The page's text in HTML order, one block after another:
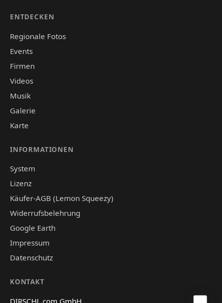
ENTDECKEN
Regionale Fotos
Events
Firmen
Videos
Musik
Galerie
Karte
INFORMATIONEN
System
Lizenz
Käufer-AGB (Lemon Squeezy)
Widerrufsbelehrung
Google Earth
Impressum
Datenschutz
KONTAKT
DIRSCHL.com GmbH